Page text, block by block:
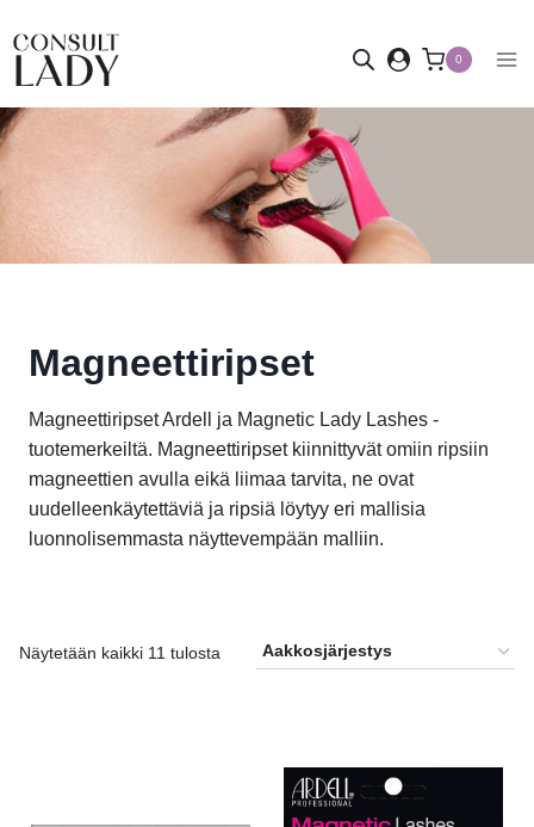
sisältöön
0
Magneettiripset
Magneettiripset Ardell ja Magnetic Lady Lashes -
tuotemerkeiltä. Magneettiripset kiinnittyvät omiin ripsiin
magneettien avulla eikä liimaa tarvita, ne ovat
uudelleenkäytettäviä ja ripsiä löytyy eri mallisia
luonnolisemmasta näyttevempään malliin.
Näytetään kaikki 11 tulosta